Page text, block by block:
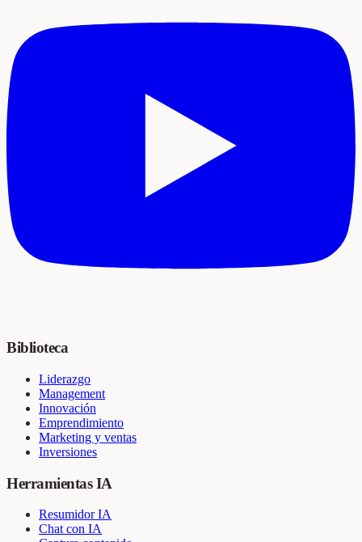
Biblioteca
Liderazgo
Management
Innovación
Emprendimiento
Marketing y ventas
Inversiones
Herramientas IA
Resumidor IA
Chat con IA